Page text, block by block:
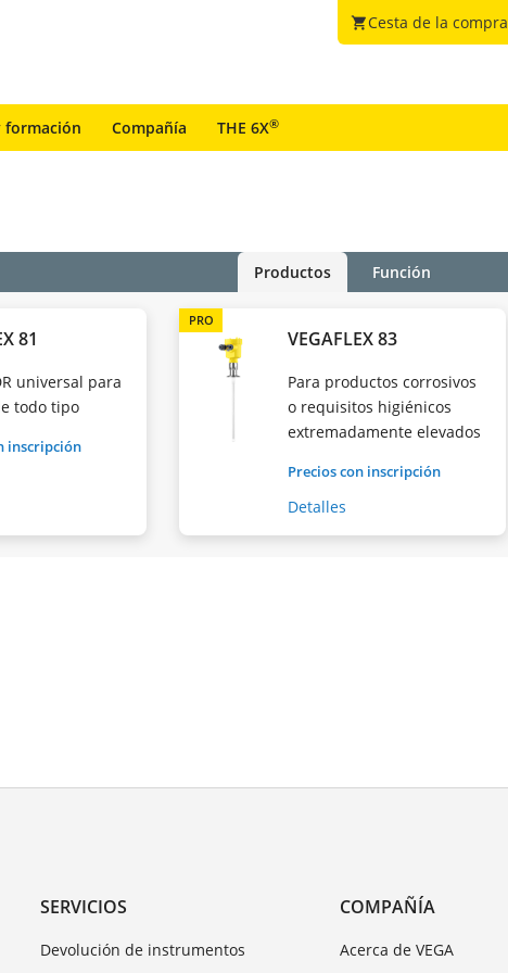
shopping_cartCesta de la compra
formación Compañía THE 6X®
Productos Función
81
universal para
todo tipo
inscripción
PRO
VEGAFLEX 83
Para productos corrosivos
o requisitos higiénicos
extremadamente elevados
Precios con inscripción
Detalles
SERVICIOS
Devolución de instrumentos
COMPAÑÍA
Acerca de VEGA